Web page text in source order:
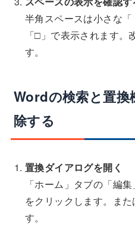
半角スペースは小さな
「□」で表示されます。
す。
Wordの検索と置換
除する
置換ダイアログを開く
「ホーム」タブの「編
をクリックします。ま
す。